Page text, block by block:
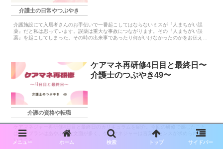
介護士の日常やつぶやき
介護施設にて入居者さんのお手伝いで一番起こしてはならないミスが『人まちがい誤
薬』だと私は思っています。誤薬は重大な事故につながります。その『人まちがい誤
薬』を起こしてしまった。その時の出来事であったり何がいけなかったのかをお伝えす
介護の資格や転職
ケアマネ再研修4日目と最終日〜
介護士のつぶやき49〜
はケアプランはあやふやな文面が多く、ケアマネジャーは言葉のセンスが求められると
いうこと
メニュー ホーム 検索 トップ サイドバー